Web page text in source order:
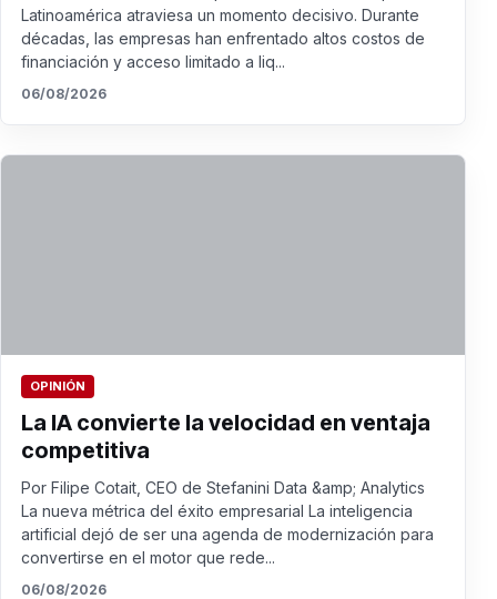
Latinoamérica atraviesa un momento decisivo. Durante
décadas, las empresas han enfrentado altos costos de
financiación y acceso limitado a liq...
06/08/2026
OPINIÓN
La IA convierte la velocidad en ventaja
competitiva
Por Filipe Cotait, CEO de Stefanini Data &amp; Analytics
La nueva métrica del éxito empresarial La inteligencia
artificial dejó de ser una agenda de modernización para
convertirse en el motor que rede...
06/08/2026